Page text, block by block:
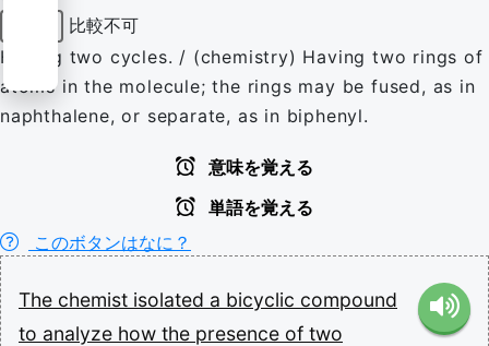
比較不可
Having two cycles. / (chemistry) Having two rings of
atoms in the molecule; the rings may be fused, as in
naphthalene, or separate, as in biphenyl.
意味を覚える
単語を覚える
このボタンはなに？
The chemist isolated a bicyclic compound
to analyze how the presence of two